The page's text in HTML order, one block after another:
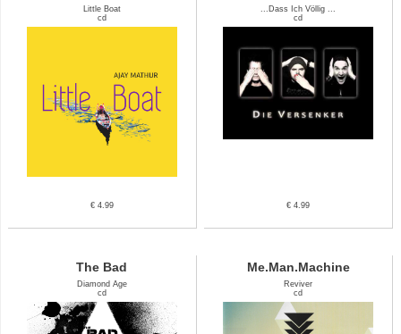
Little Boat
cd
€ 4.99
...Dass Ich Völlig ...
cd
€ 4.99
The Bad
Diamond Age
cd
Me.Man.Machine
Reviver
cd